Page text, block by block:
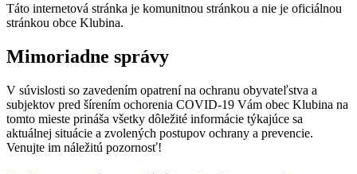
Táto internetová stránka je komunitnou stránkou a nie je oficiálnou
stránkou obce Klubina.
Mimoriadne správy
V súvislosti so zavedením opatrení na ochranu obyvateľstva a
subjektov pred šírením ochorenia COVID-19 Vám obec Klubina na
tomto mieste prináša všetky dôležité informácie týkajúce sa
aktuálnej situácie a zvolených postupov ochrany a prevencie.
Venujte im náležitú pozornosť!